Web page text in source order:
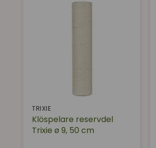
TRIXIE
Klöspelare reservdel
Trixie ø 9, 50 cm